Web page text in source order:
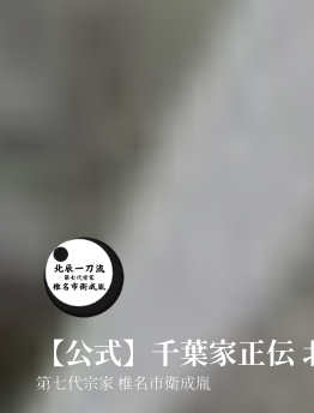
【公式】千葉家正伝
第七代宗家 椎名市衛成胤